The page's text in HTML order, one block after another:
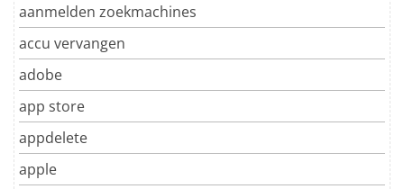
aanmelden zoekmachines
accu vervangen
adobe
app store
appdelete
apple